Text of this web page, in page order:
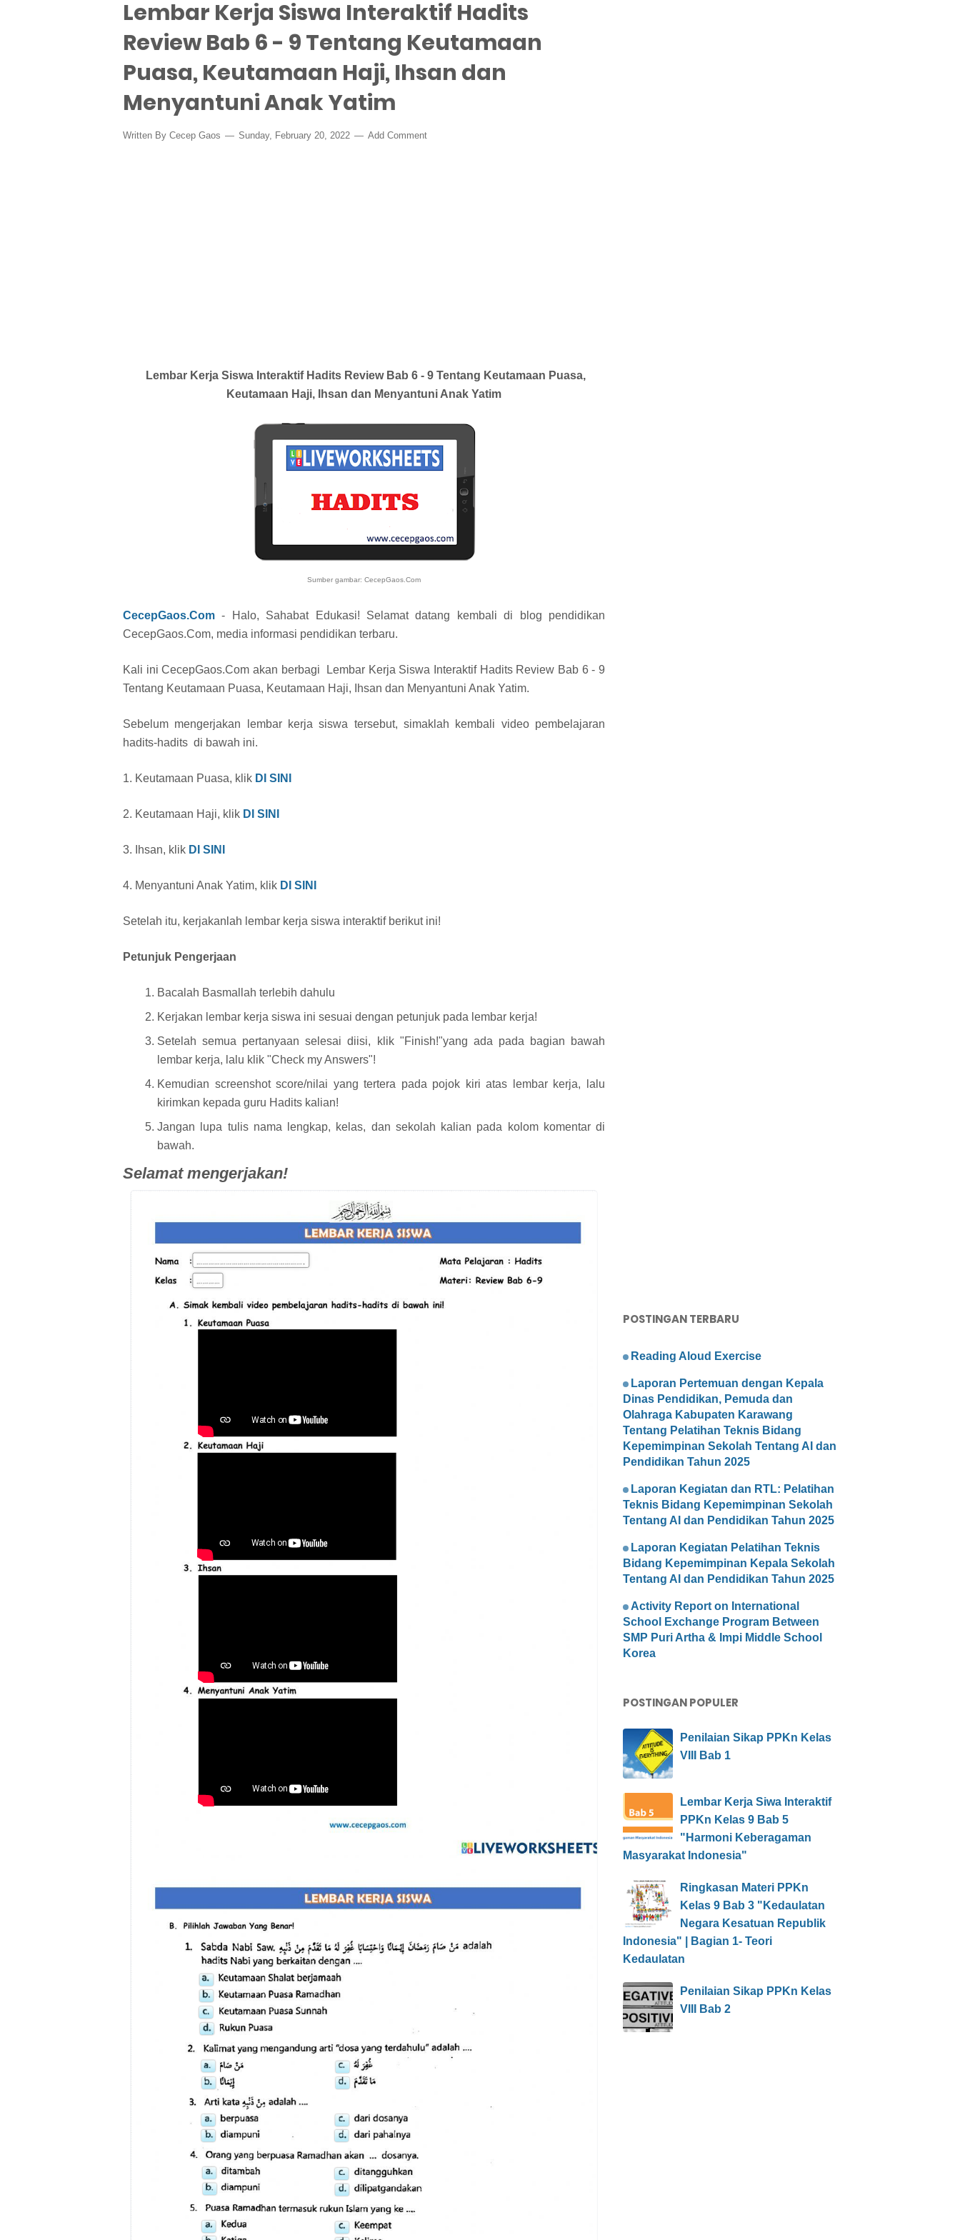
Lembar Kerja Siswa Interaktif Hadits
Review Bab 6 - 9 Tentang Keutamaan
Puasa, Keutamaan Haji, Ihsan dan
Menyantuni Anak Yatim
Written By Cecep Gaos Sunday, February 20, 2022 Add Comment
Lembar Kerja Siswa Interaktif Hadits Review Bab 6 - 9 Tentang Keutamaan Puasa,
Keutamaan Haji, Ihsan dan Menyantuni Anak Yatim
Sumber gambar: CecepGaos.Com
CecepGaos.Com - Halo, Sahabat Edukasi! Selamat datang kembali di blog pendidikan
CecepGaos.Com, media informasi pendidikan terbaru.
Kali ini CecepGaos.Com akan berbagi Lembar Kerja Siswa Interaktif Hadits Review Bab 6 - 9
Tentang Keutamaan Puasa, Keutamaan Haji, Ihsan dan Menyantuni Anak Yatim.
Sebelum mengerjakan lembar kerja siswa tersebut, simaklah kembali video pembelajaran
hadits-hadits di bawah ini.
1. Keutamaan Puasa, klik DI SINI
2. Keutamaan Haji, klik DI SINI
3. Ihsan, klik DI SINI
4. Menyantuni Anak Yatim, klik DI SINI
Setelah itu, kerjakanlah lembar kerja siswa interaktif berikut ini!
Petunjuk Pengerjaan
Bacalah Basmallah terlebih dahulu
Kerjakan lembar kerja siswa ini sesuai dengan petunjuk pada lembar kerja!
Setelah semua pertanyaan selesai diisi, klik "Finish!"yang ada pada bagian bawah
lembar kerja, lalu klik "Check my Answers"!
Kemudian screenshot score/nilai yang tertera pada pojok kiri atas lembar kerja, lalu
kirimkan kepada guru Hadits kalian!
Jangan lupa tulis nama lengkap, kelas, dan sekolah kalian pada kolom komentar di
bawah.
Selamat mengerjakan!
POSTINGAN TERBARU
Reading Aloud Exercise
Laporan Pertemuan dengan Kepala
Dinas Pendidikan, Pemuda dan
Olahraga Kabupaten Karawang
Tentang Pelatihan Teknis Bidang
Kepemimpinan Sekolah Tentang AI dan
Pendidikan Tahun 2025
Laporan Kegiatan dan RTL: Pelatihan
Teknis Bidang Kepemimpinan Sekolah
Tentang AI dan Pendidikan Tahun 2025
Laporan Kegiatan Pelatihan Teknis
Bidang Kepemimpinan Kepala Sekolah
Tentang AI dan Pendidikan Tahun 2025
Activity Report on International
School Exchange Program Between
SMP Puri Artha & Impi Middle School
Korea
POSTINGAN POPULER
Penilaian Sikap PPKn Kelas
VIII Bab 1
Lembar Kerja Siwa Interaktif
PPKn Kelas 9 Bab 5
"Harmoni Keberagaman
Masyarakat Indonesia"
Ringkasan Materi PPKn
Kelas 9 Bab 3 "Kedaulatan
Negara Kesatuan Republik
Indonesia" | Bagian 1- Teori
Kedaulatan
Penilaian Sikap PPKn Kelas
VIII Bab 2